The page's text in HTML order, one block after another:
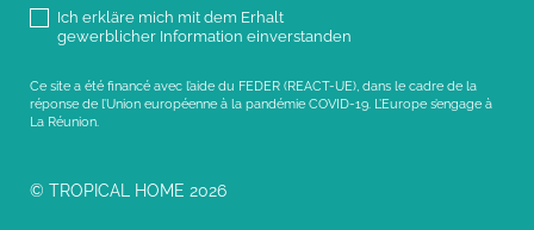
Ich erkläre mich mit dem Erhalt
gewerblicher Information einverstanden
Ce site a été financé avec l’aide du FEDER (REACT-UE), dans le cadre de la
réponse de l’Union européenne à la pandémie COVID-19. L’Europe s’engage à
La Réunion.
© TROPICAL HOME 2026